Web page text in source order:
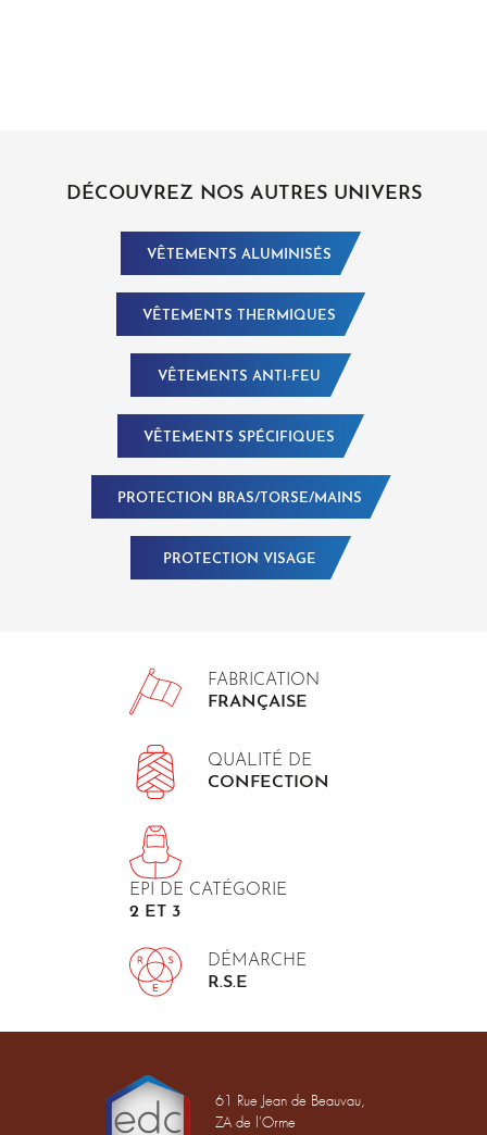
DÉCOUVREZ NOS AUTRES UNIVERS
VÊTEMENTS ALUMINISÉS
VÊTEMENTS THERMIQUES
VÊTEMENTS ANTI-FEU
VÊTEMENTS SPÉCIFIQUES
PROTECTION BRAS/TORSE/MAINS
PROTECTION VISAGE
FABRICATION
FRANÇAISE
QUALITÉ DE
CONFECTION
EPI DE CATÉGORIE
2 ET 3
DÉMARCHE
R.S.E
61 Rue Jean de Beauvau,
ZA de l'Orme